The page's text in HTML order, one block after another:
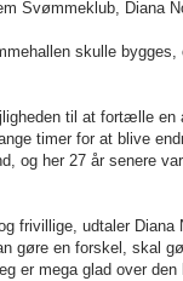
Svømmeklub, Diana
skulle
til at fortælle en
timer for at blive
og her 27 år senere
frivillige, udtaler
gøre en forskel, skal
er mega glad over